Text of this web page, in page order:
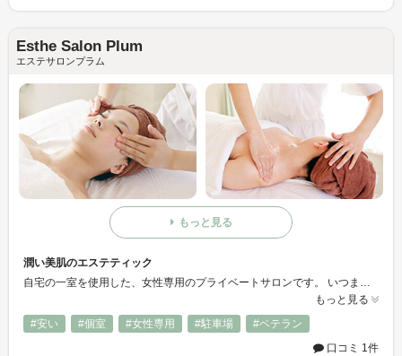
Esthe Salon Plum
エステサロンプラム
もっと見る
潤い美肌のエステティック
自宅の一室を使用した、女性専用のプライベートサロンです。 いつまでも美しくあるためにお一人お一人のお肌や体調にじっくり向きあい 丁寧なお手入れを心を込めて行っております。 小さなおうちサロンの為、狭いスペースですが、友人宅へ遊びに来る感覚で、リラックスして頂けたら幸いです。 どうぞお気軽にお越しくださいませ。 心よりお待ちしております。 ホームページから簡単ウェブ予約も出来ます。ぜひ、ご利用ください。 http://esthe-plum.com/booking/
もっと見る
#安い
#個室 #女性専用 #駐車場
#ベテラン
口コミ 1件